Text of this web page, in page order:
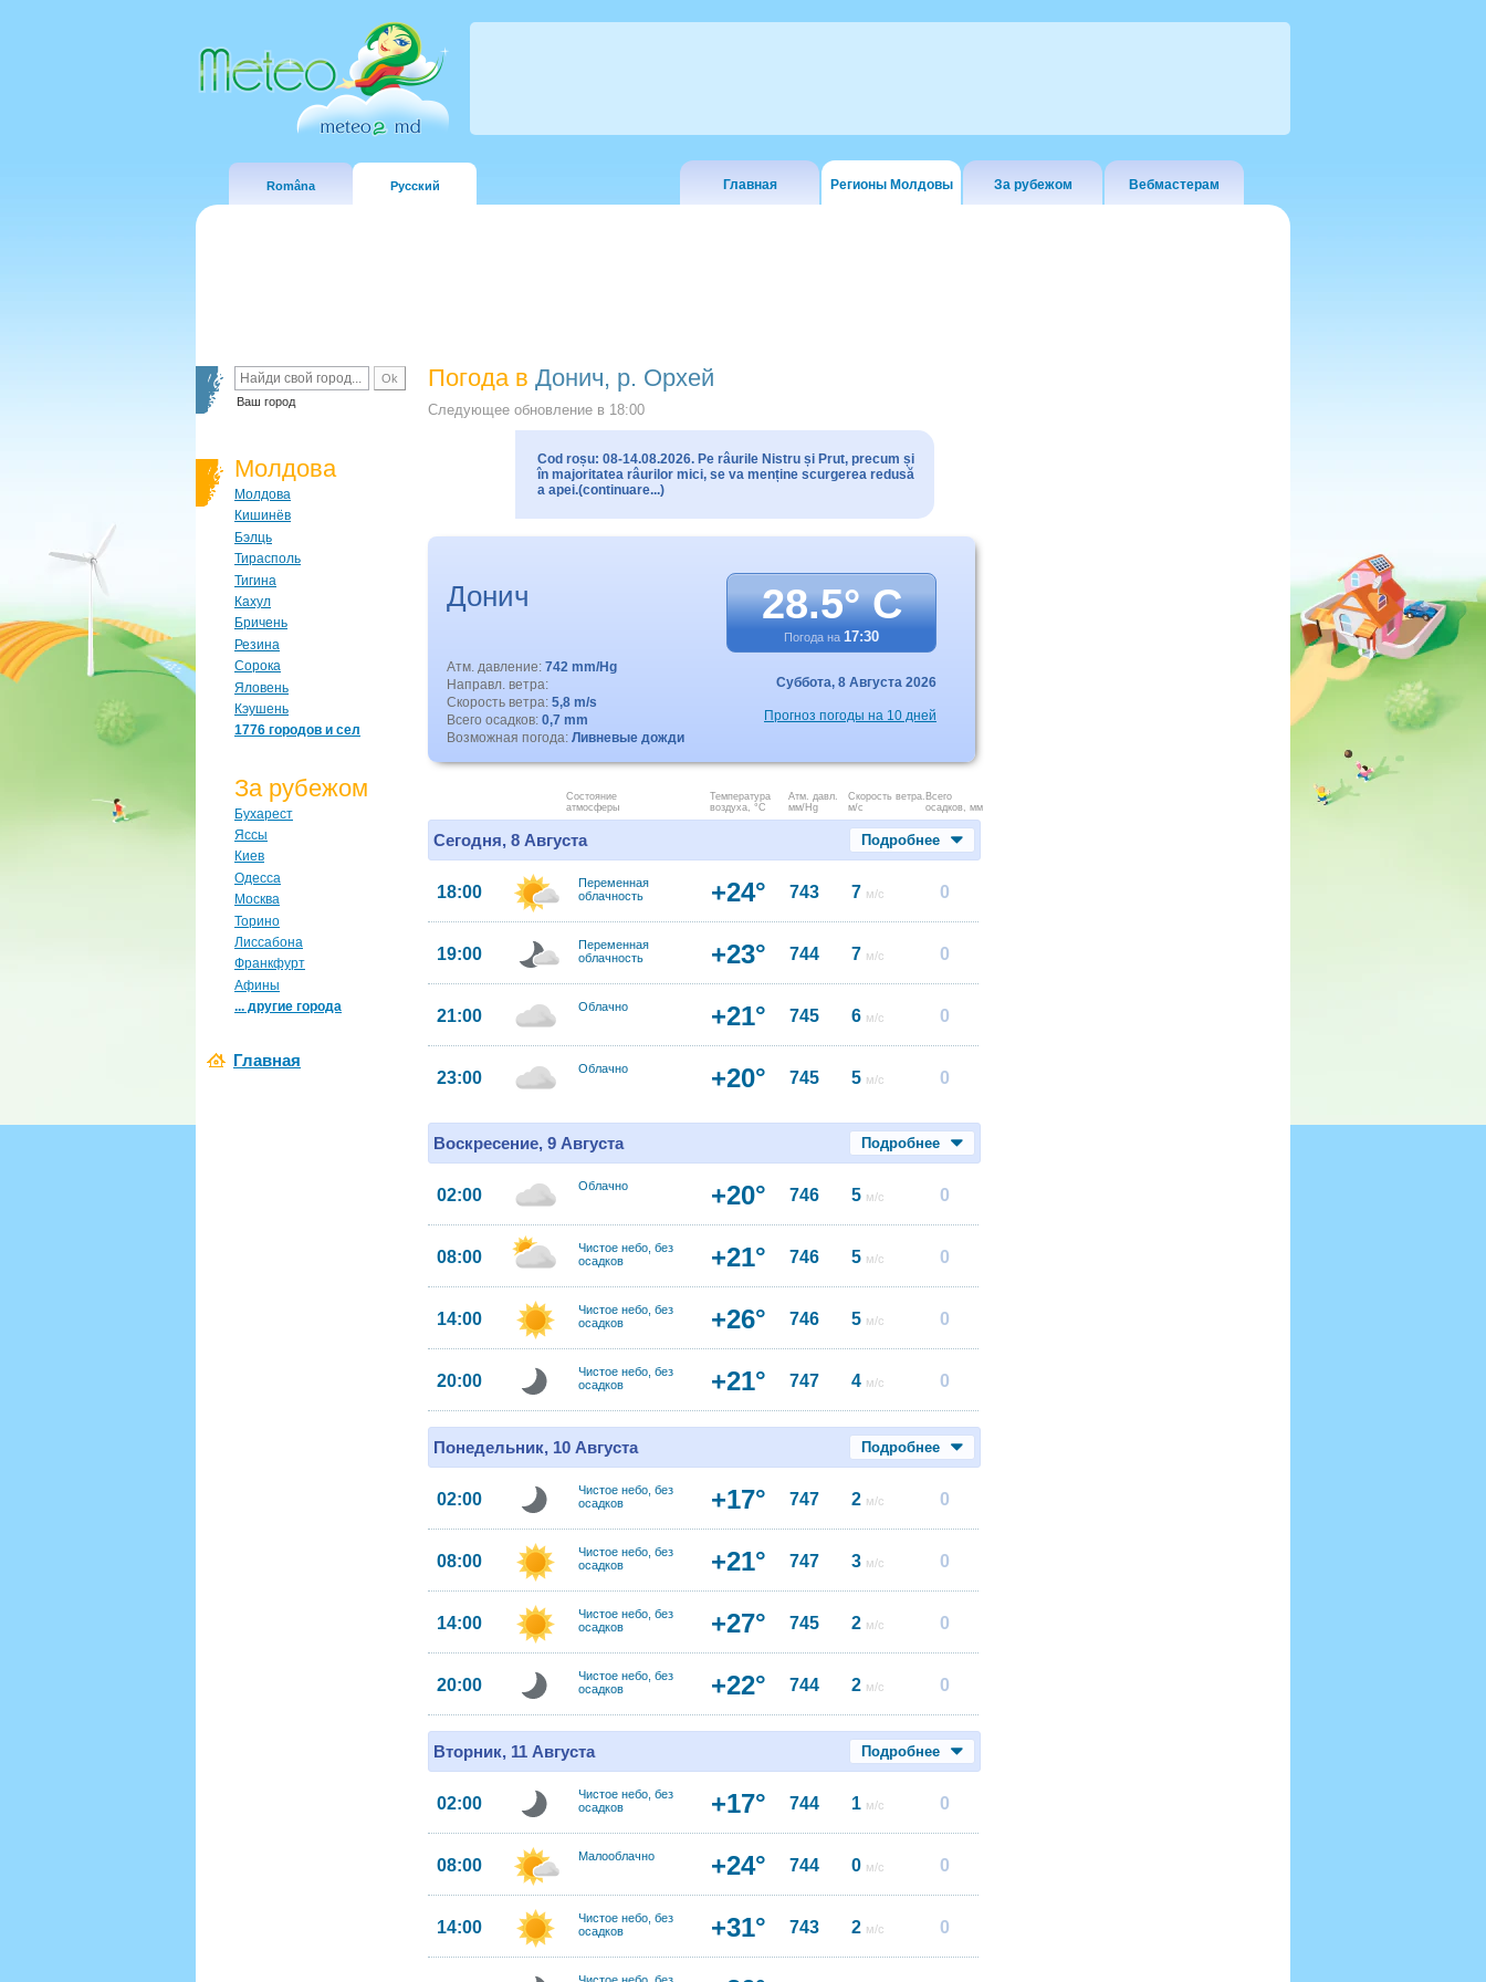
Româna Русский Главная Регионы Молдовы За рубежом Вебмастерам
Ваш город
Молдова
Молдова
Кишинёв
Бэлць
Тирасполь
Тигина
Кахул
Бричень
Резина
Сорока
Яловень
Кэушень
1776 городов и сел
За рубежом
Бухарест
Яссы
Киев
Одесса
Москва
Торино
Лиссабона
Франкфурт
Афины
... другие города
Главная
Погода в Донич, р. Орхей
Следующее обновление в 18:00
Cod roșu: 08-14.08.2026. Pe râurile Nistru și Prut, precum și
în majoritatea râurilor mici, se va menține scurgerea redusă
a apei.(continuare...)
Донич 28.5° C
Погода на 17:30
Атм. давление: 742 mm/Hg
Направл. ветра:
Скорость ветра: 5,8 m/s
Всего осадков: 0,7 mm
Возможная погода: Ливневые дожди
Суббота, 8 Августа 2026
Прогноз погоды на 10 дней
Состояние
атмосферы
Температура
воздуха, °C
Атм. давл.
мм/Hg
Скорость ветра.
м/с
Всего
осадков, мм
Сегодня, 8 Августа Подробнее
18:00
Переменная
облачность
+24° 743 7 м/с 0
19:00
Переменная
облачность
+23° 744 7 м/с 0
21:00 Облачно +21° 745 6 м/с 0
23:00 Облачно +20° 745 5 м/с 0
Воскресение, 9 Августа Подробнее
02:00 Облачно +20° 746 5 м/с 0
08:00
Чистое небо, без
осадков
+21° 746 5 м/с 0
14:00
Чистое небо, без
осадков
+26° 746 5 м/с 0
20:00
Чистое небо, без
осадков
+21° 747 4 м/с 0
Понедельник, 10 Августа Подробнее
02:00
Чистое небо, без
осадков
+17° 747 2 м/с 0
08:00
Чистое небо, без
осадков
+21° 747 3 м/с 0
14:00
Чистое небо, без
осадков
+27° 745 2 м/с 0
20:00
Чистое небо, без
осадков
+22° 744 2 м/с 0
Вторник, 11 Августа Подробнее
02:00
Чистое небо, без
осадков
+17° 744 1 м/с 0
08:00 Малооблачно +24° 744 0 м/с 0
14:00
Чистое небо, без
осадков
+31° 743 2 м/с 0